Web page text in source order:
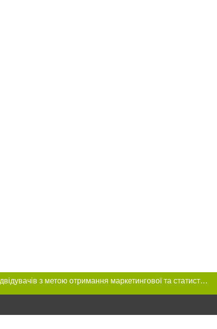
Цей сайт використовує «cookies». Також веб-сайт використовує інтернет-сервіс для збору технічних даних стосовно відвідувачів з метою отримання маркетингової та статистичної інформації. Умови обробки даних відвідувачів сайту див.